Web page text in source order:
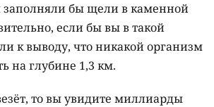
заполняли бы щели в каменной
если бы вы в такой
к выводу, что никакой организм
на глубине 1,3 км.
то вы увидите миллиарды